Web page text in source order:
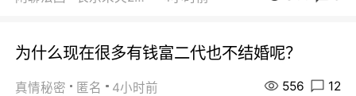
为什么现在很多有钱富二代也不结婚呢？
真情秘密 匿名 4小时前 556 12